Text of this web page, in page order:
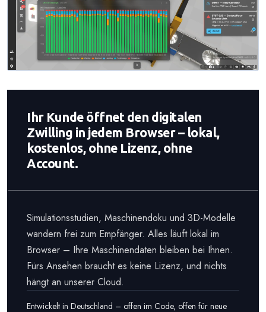
Ihr Kunde öffnet den digitalen
Zwilling in jedem Browser – lokal,
kostenlos, ohne Lizenz, ohne
Account.
Simulationsstudien, Maschinendoku und 3D-Modelle
wandern frei zum Empfänger. Alles läuft lokal im
Browser – Ihre Maschinendaten bleiben bei Ihnen.
Fürs Ansehen braucht es keine Lizenz, und nichts
hängt an unserer Cloud.
Entwickelt in Deutschland – offen im Code, offen für neue